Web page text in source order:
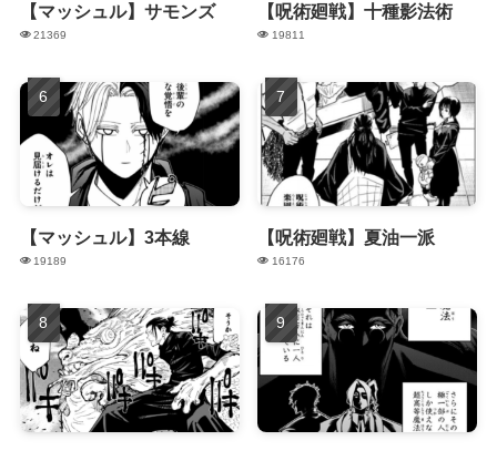
【マッシュル】サモンズ
21369
【呪術廻戦】十種影法術
19811
【マッシュル】3本線
19189
【呪術廻戦】夏油一派
16176